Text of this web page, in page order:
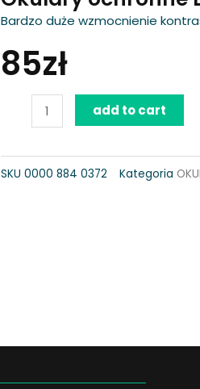
Bardzo duże wzmocnienie
85zł
ochronne
DYNAMIC
LIGHT
add to cart
SKU 0000 884 0372 Kategoria